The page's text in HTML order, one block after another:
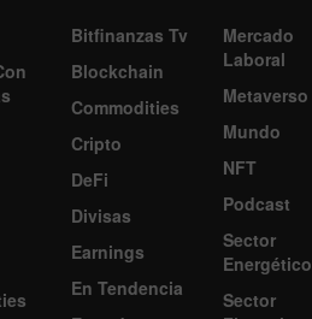
Bitfinanzas Tv
Blockchain
Commodities
Cripto
DeFi
Divisas
Earnings
En Tendencia
Mercado
Laboral
Metaverso
Mundo
NFT
Podcast
Sector
Energético
Sector